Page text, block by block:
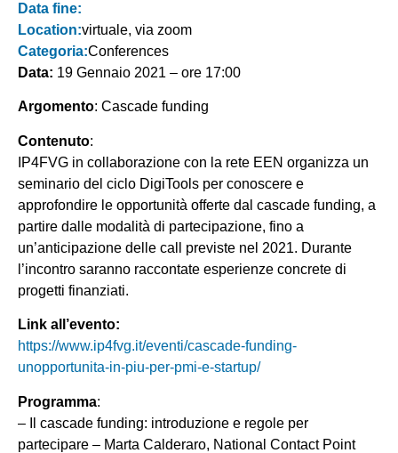
Data fine:
Location:virtuale, via zoom
Categoria:Conferences
Data: 19 Gennaio 2021 – ore 17:00
Argomento: Cascade funding
Contenuto:
IP4FVG in collaborazione con la rete EEN organizza un
seminario del ciclo DigiTools per conoscere e
approfondire le opportunità offerte dal cascade funding, a
partire dalle modalità di partecipazione, fino a
un’anticipazione delle call previste nel 2021. Durante
l’incontro saranno raccontate esperienze concrete di
progetti finanziati.
Link all’evento:
https://www.ip4fvg.it/eventi/cascade-funding-
unopportunita-in-piu-per-pmi-e-startup/
Programma:
– Il cascade funding: introduzione e regole per
partecipare – Marta Calderaro, National Contact Point